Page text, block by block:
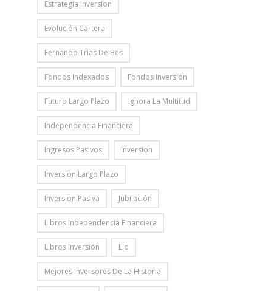
Estrategia Inversion
Evolución Cartera
Fernando Trias De Bes
Fondos Indexados Fondos Inversion
Futuro Largo Plazo Ignora La Multitud
Independencia Financiera
Ingresos Pasivos Inversion
Inversion Largo Plazo
Inversion Pasiva Jubilación
Libros Independencia Financiera
Libros Inversión Lid
Mejores Inversores De La Historia